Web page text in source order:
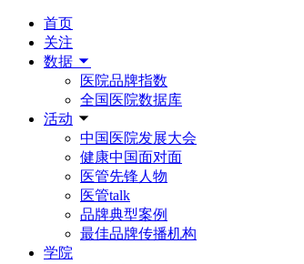
首页
关注
数据
医院品牌指数
全国医院数据库
活动
中国医院发展大会
健康中国面对面
医管先锋人物
医管talk
品牌典型案例
最佳品牌传播机构
学院